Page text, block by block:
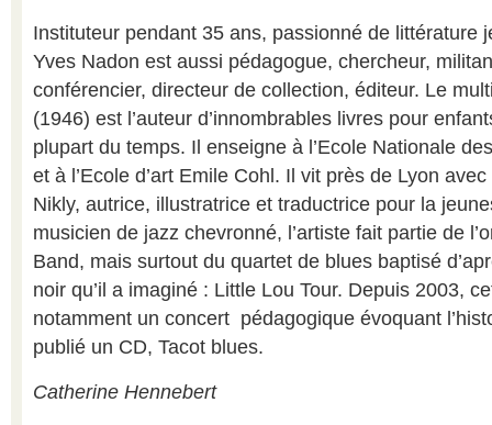
Instituteur pendant 35 ans, passionné de littérature
Yves Nadon est aussi pédagogue, chercheur,
conférencier, directeur de collection, éditeur. Le
(1946) est l’auteur d’innombrables livres pour
plupart du temps. Il enseigne à l’Ecole Nationale
et à l’Ecole d’art Emile Cohl. Il vit près de Lyon
Nikly, autrice, illustratrice et traductrice pour la
musicien de jazz chevronné, l’artiste fait partie de
Band, mais surtout du quartet de blues baptisé
noir qu’il a imaginé : Little Lou Tour. Depuis 2003,
notamment un concert pédagogique évoquant
publié un CD, Tacot blues.
Catherine Hennebert